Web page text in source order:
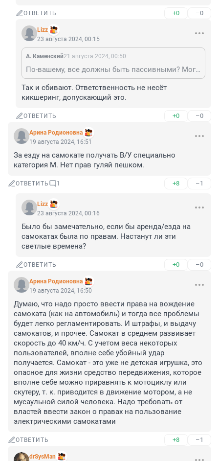
ОТВЕТИТЬ +0 –0
Lizz
23 августа 2024, 00:15
А. Каменский21 августа 2024, 00:50
По-вашему, все должны быть пассивными? Могли сбить и отца, и ребёнка
Так и сбивают. Ответственность не несёт
кикшеринг, допускающий это.
ОТВЕТИТЬ +0 –0
Арина Родионовна
19 августа 2024, 16:51
За езду на самокате получать В/У специально
категория М. Нет прав гуляй пешком.
ОТВЕТИТЬ 1 +8 –1
Lizz
23 августа 2024, 00:16
Было бы замечательно, если бы аренда/езда на
самокатах была по правам. Настанут ли эти
светлые времена?
ОТВЕТИТЬ +0 –0
Арина Родионовна
19 августа 2024, 16:50
Думаю, что надо просто ввести права на вождение
самоката (как на автомобиль) и тогда все проблемы
будет легко регламентировать. И штрафы, и выдачу
самокатов, и прочее. Самокат в среднем развивает
скорость до 40 км/ч. С учетом веса некоторых
пользователей, вполне себе убойный удар
получается. Самокат - это уже не детская игрушка, это
опасное для жизни средство передвижения, которое
вполне себе можно приравнять к мотоциклу или
скутеру, т. к. приводится в движение мотором, а не
мусаульной силой человека. Надо требовать от
властей ввести закон о правах на пользование
электрическими самокатами
ОТВЕТИТЬ +8 –1
drSysMan